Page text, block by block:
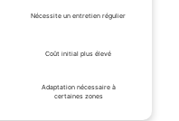
Nécessite un entretien régulier
Coût initial plus élevé
Adaptation nécessaire à
certaines zones